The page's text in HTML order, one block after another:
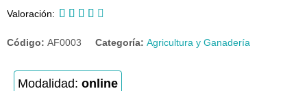
Valoración:     
Código: AF0003 Categoría: Agricultura y Ganadería
Modalidad: online